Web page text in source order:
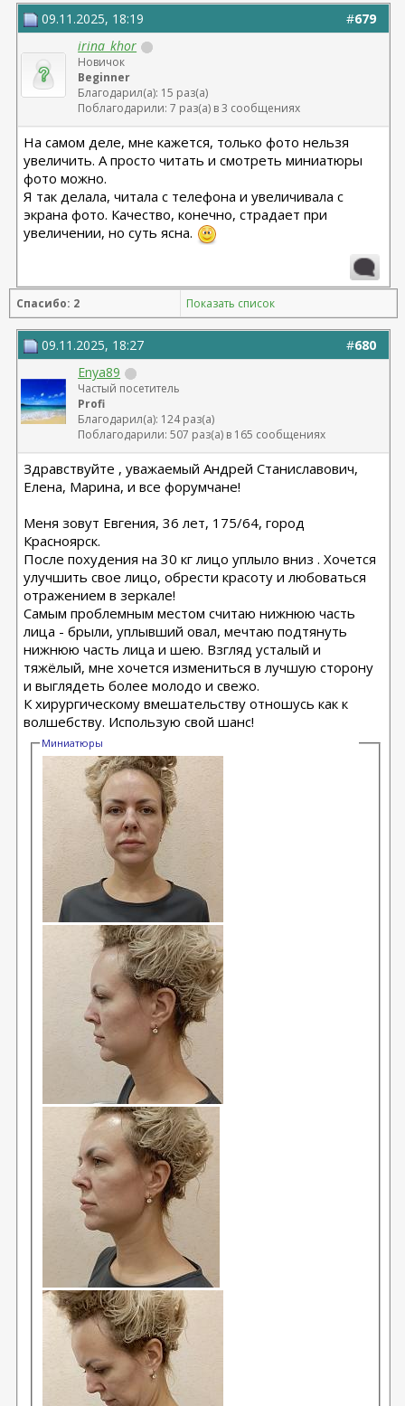
М.А.
#679
09.11.2025, 18:19
irina_khor
Новичок
Beginner
Благодарил(а): 15 раз(а)
Поблагодарили: 7 раз(а) в 3 сообщениях
На самом деле, мне кажется, только фото нельзя
увеличить. А просто читать и смотреть миниатюры
фото можно.
Я так делала, читала с телефона и увеличивала с
экрана фото. Качество, конечно, страдает при
увеличении, но суть ясна.
Спасибо: 2 Показать список
#680
09.11.2025, 18:27
Enya89
Частый посетитель
Profi
Благодарил(а): 124 раз(а)
Поблагодарили: 507 раз(а) в 165 сообщениях
Здравствуйте , уважаемый Андрей Станиславович,
Елена, Марина, и все форумчане!
Меня зовут Евгения, 36 лет, 175/64, город
Красноярск.
После похудения на 30 кг лицо уплыло вниз . Хочется
улучшить свое лицо, обрести красоту и любоваться
отражением в зеркале!
Самым проблемным местом считаю нижнюю часть
лица - брыли, уплывший овал, мечтаю подтянуть
нижнюю часть лица и шею. Взгляд усталый и
тяжёлый, мне хочется измениться в лучшую сторону
и выглядеть более молодо и свежо.
К хирургическому вмешательству отношусь как к
волшебству. Использую свой шанс!
Миниатюры